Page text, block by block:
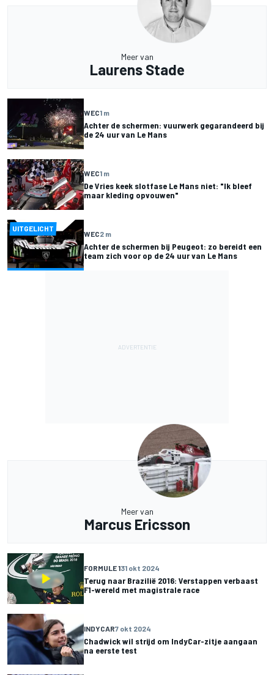
Meer van
Laurens Stade
WEC1 m
Achter de schermen: vuurwerk gegarandeerd bij
de 24 uur van Le Mans
WEC1 m
De Vries keek slotfase Le Mans niet: "Ik bleef
maar kleding opvouwen"
UITGELICHT
WEC2 m
Achter de schermen bij Peugeot: zo bereidt een
team zich voor op de 24 uur van Le Mans
Meer van
Marcus Ericsson
FORMULE 131 okt 2024
Terug naar Brazilië 2016: Verstappen verbaast
F1-wereld met magistrale race
INDYCAR7 okt 2024
Chadwick wil strijd om IndyCar-zitje aangaan
na eerste test